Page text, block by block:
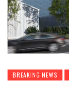
BREAKING NEWS